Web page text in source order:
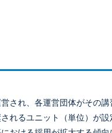
れ、各運営団体がその講
るユニット（単位）が設